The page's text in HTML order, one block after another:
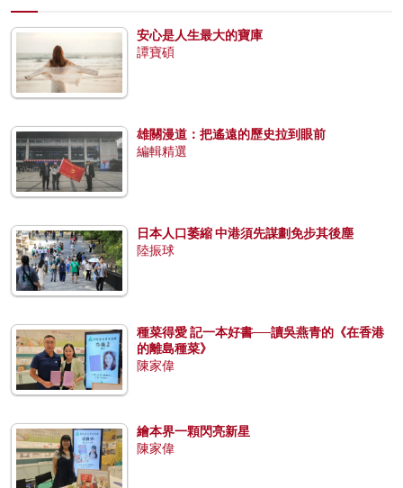
安心是人生最大的寶庫
譚寶碩
雄關漫道：把遙遠的歷史拉到眼前
編輯精選
日本人口萎縮 中港須先謀劃免步其後塵
陸振球
種菜得愛 記一本好書──讀吳燕青的《在香港
的離島種菜》
陳家偉
繪本界一顆閃亮新星
陳家偉